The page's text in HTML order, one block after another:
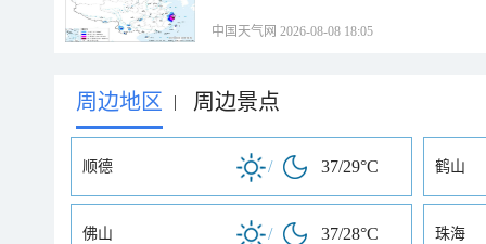
中国天气网 2026-08-08 18:05
周边地区 | 周边景点
顺德 / 37/29°C 鹤山
佛山 / 37/28°C 珠海